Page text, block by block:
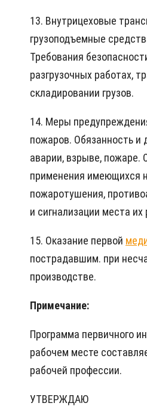
13. Внутрицеховые
грузоподъемные
Требования
разгрузочных работах,
складировании грузов.
14. Меры
пожаров. Обязанность и
аварии, взрыве, пожаре.
применения имеющихся
пожаротушения,
и сигнализации места
15. Оказание первой
пострадавшим. при
производстве.
Примечание:
Программа первичного
рабочем месте
рабочей профессии.
УТВЕРЖДАЮ